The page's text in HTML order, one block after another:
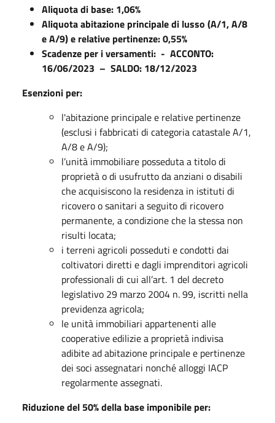
Aliquota di base: 1,06%
Aliquota abitazione principale di lusso (A/1, A/8
e A/9) e relative pertinenze: 0,55%
Scadenze per i versamenti: - ACCONTO:
16/06/2023 – SALDO: 18/12/2023
Esenzioni per:
l'abitazione principale e relative pertinenze
(esclusi i fabbricati di categoria catastale A/1,
A/8 e A/9);
l’unità immobiliare posseduta a titolo di
proprietà o di usufrutto da anziani o disabili
che acquisiscono la residenza in istituti di
ricovero o sanitari a seguito di ricovero
permanente, a condizione che la stessa non
risulti locata;
i terreni agricoli posseduti e condotti dai
coltivatori diretti e dagli imprenditori agricoli
professionali di cui all’art. 1 del decreto
legislativo 29 marzo 2004 n. 99, iscritti nella
previdenza agricola;
le unità immobiliari appartenenti alle
cooperative edilizie a proprietà indivisa
adibite ad abitazione principale e pertinenze
dei soci assegnatari nonché alloggi IACP
regolarmente assegnati.
Riduzione del 50% della base imponibile per: